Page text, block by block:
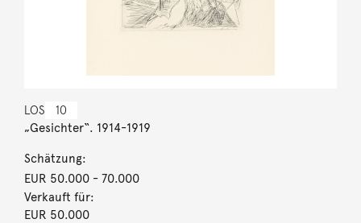
LOS 10
„Gesichter“. 1914-1919
Schätzung:
EUR 50.000- 70.000
Verkauft für:
EUR 50.000